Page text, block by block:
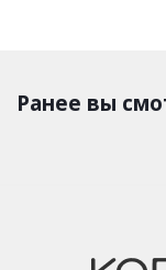
Ранее вы